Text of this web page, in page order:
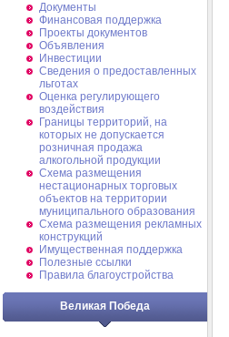
Документы
Финансовая поддержка
Проекты документов
Объявления
Инвестиции
Сведения о предоставленных
льготах
Оценка регулирующего
воздействия
Границы территорий, на
которых не допускается
розничная продажа
алкогольной продукции
Схема размещения
нестационарных торговых
объектов на территории
муниципального образования
Схема размещения рекламных
конструкций
Имущественная поддержка
Полезные ссылки
Правила благоустройства
Великая Победа